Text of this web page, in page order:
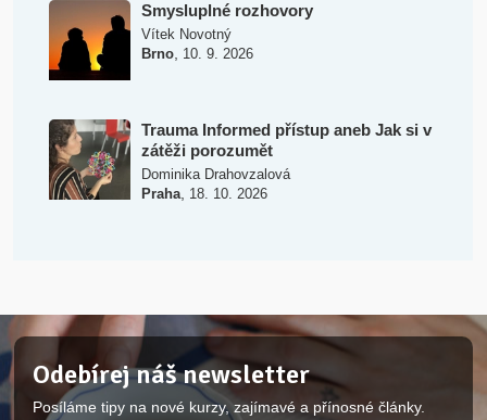
Smysluplné rozhovory
Vítek Novotný
Brno, 10. 9. 2026
Trauma Informed přístup aneb Jak si v
zátěži porozumět
Dominika Drahovzalová
Praha, 18. 10. 2026
Odebírej náš newsletter
Posíláme tipy na nové kurzy, zajímavé a přínosné články.